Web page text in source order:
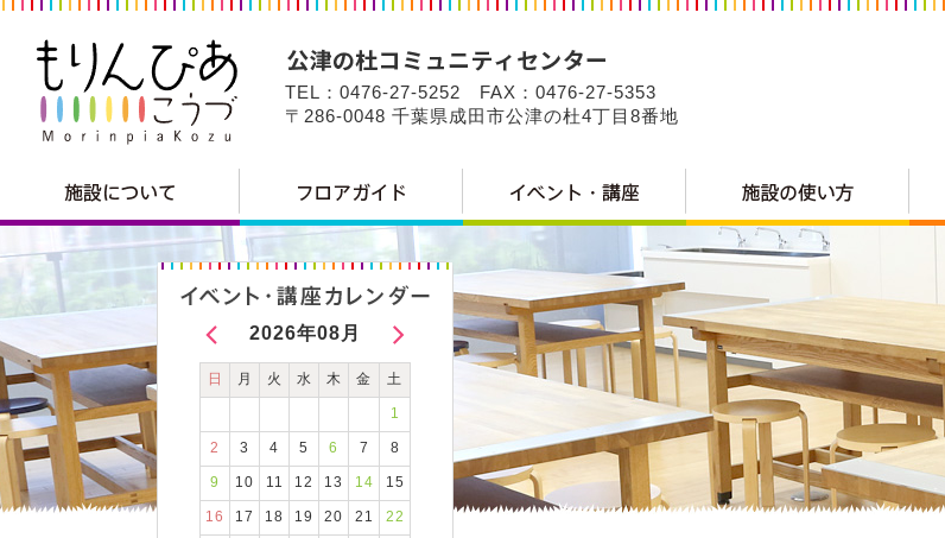
TEL：0476-27-5252 FAX：0476-27-5353
〒286-0048 千葉県成田市公津の杜4丁目8番地
2026年08月
日 月 火 水 木 金 土
1
2 3 4 5 6 7 8
9 10 11 12 13 14 15
16 17 18 19 20 21 22